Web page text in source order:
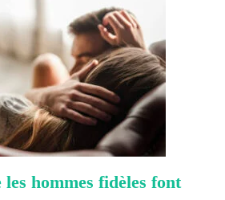
les hommes fidèles font